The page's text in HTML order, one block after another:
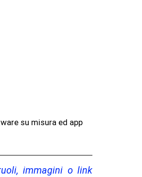
su misura ed app
immagini o link